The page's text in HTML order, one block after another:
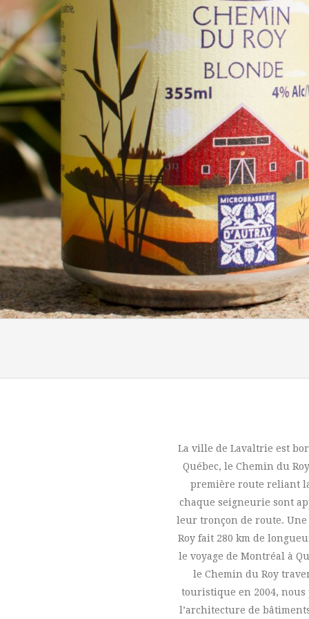
La ville de Lavaltrie est
Québec, le Chemin du
première route reliant
chaque seigneurie sont
leur tronçon de route.
Roy fait 280 km de
le voyage de Montréal à
le Chemin du Roy
touristique en 2004,
l’architecture de